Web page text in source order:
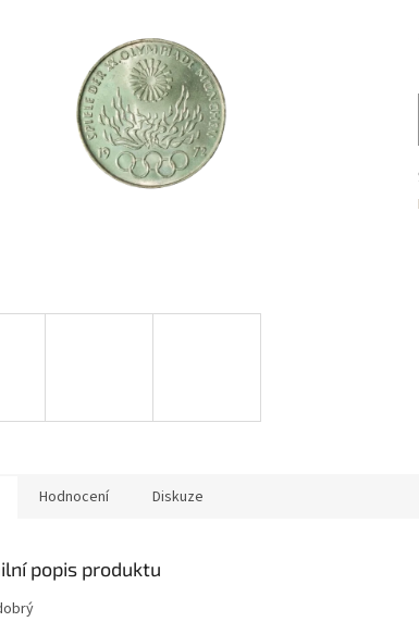
Hodnocení Diskuze
popis produktu